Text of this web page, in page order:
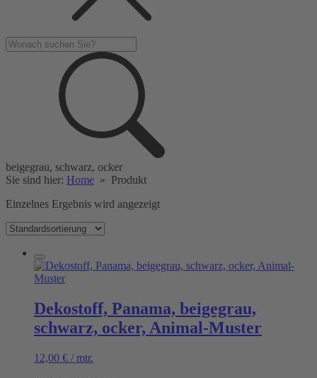
beigegrau, schwarz, ocker
Sie sind hier: Home » Produkt
Einzelnes Ergebnis wird angezeigt
Dekostoff, Panama, beigegrau,
schwarz, ocker, Animal-Muster
12,00 € / mtr.